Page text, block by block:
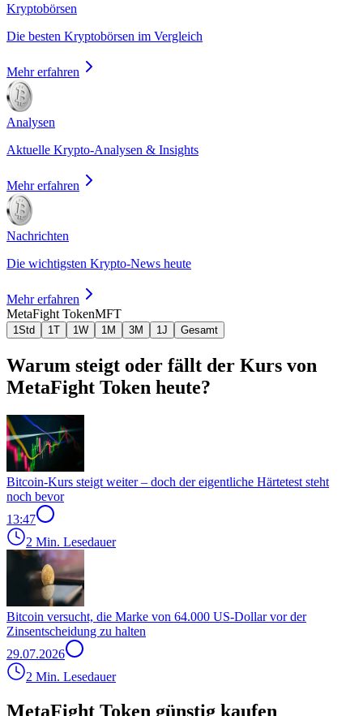
Kryptobörsen
Die besten Kryptobörsen im Vergleich
Mehr erfahren
Analysen
Aktuelle Krypto-Analysen & Insights
Mehr erfahren
Nachrichten
Die wichtigsten Krypto-News heute
Mehr erfahren
MetaFight TokenMFT
1Std 1T 1W 1M 3M 1J Gesamt
Warum steigt oder fällt der Kurs von
MetaFight Token heute?
Bitcoin-Kurs steigt weiter – doch der eigentliche Härtetest steht
noch bevor
13:47
2 Min. Lesedauer
Bitcoin versucht, die Marke von 64.000 US-Dollar vor der
Zinsentscheidung zu halten
29.07.2026
2 Min. Lesedauer
MetaFight Token günstig kaufen